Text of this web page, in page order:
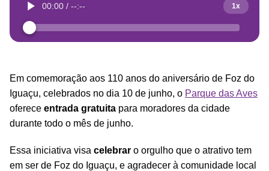
00:00 / --:-- 1x
Em comemoração aos 110 anos do aniversário de Foz do
Iguaçu, celebrados no dia 10 de junho, o Parque das Aves
oferece entrada gratuita para moradores da cidade
durante todo o mês de junho.
Essa iniciativa visa celebrar o orgulho que o atrativo tem
em ser de Foz do Iguaçu, e agradecer à comunidade local